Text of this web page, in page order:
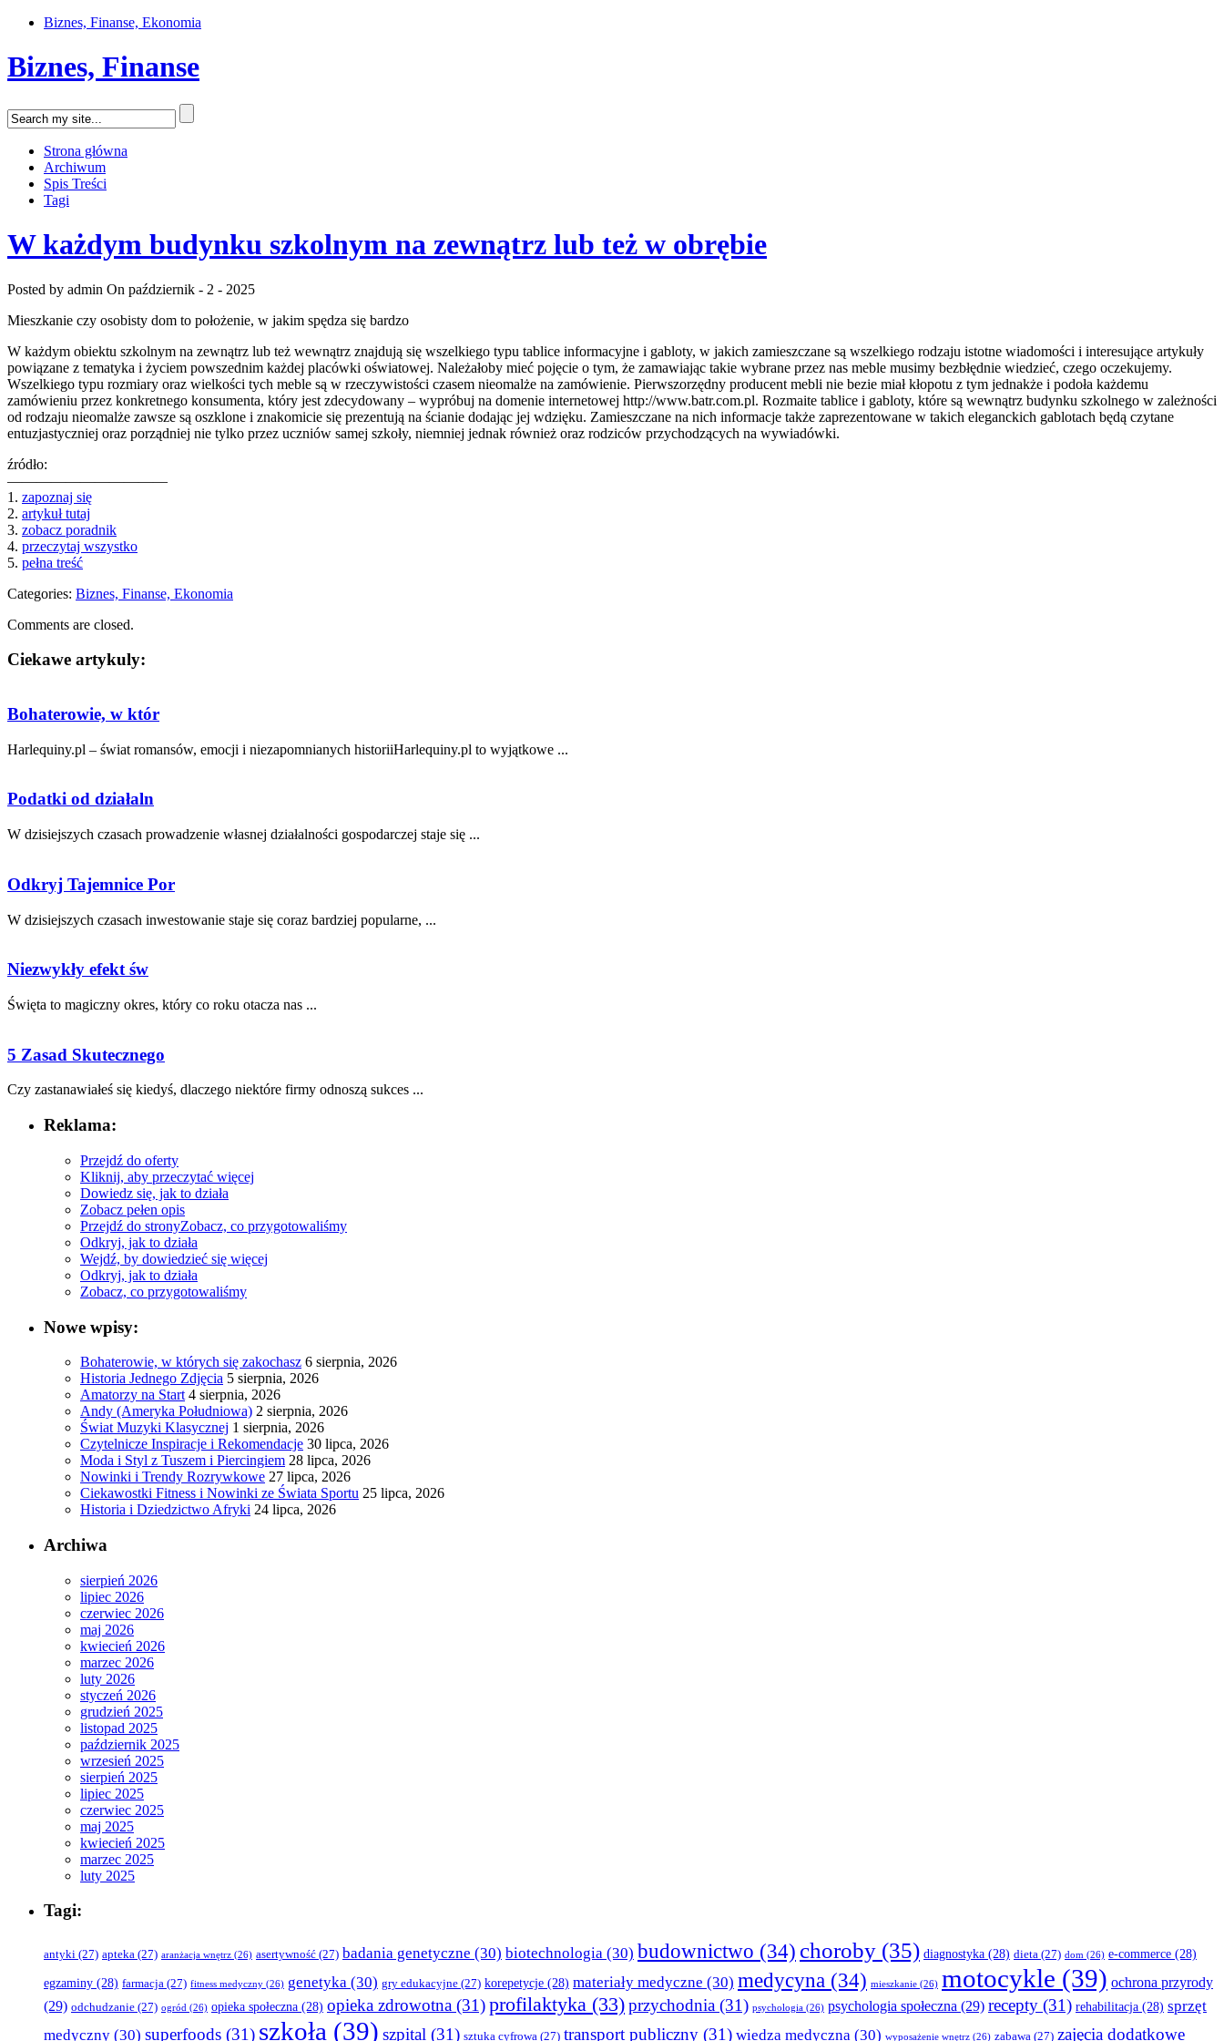
Biznes, Finanse, Ekonomia
Biznes, Finanse
Strona główna
Archiwum
Spis Treści
Tagi
W każdym budynku szkolnym na zewnątrz lub też w obrębie
Posted by admin On październik - 2 - 2025
Mieszkanie czy osobisty dom to położenie, w jakim spędza się bardzo
W każdym obiektu szkolnym na zewnątrz lub też wewnątrz znajdują się wszelkiego typu tablice informacyjne i gabloty, w jakich zamieszczane są wszelkiego rodzaju istotne wiadomości i interesujące artykuły
powiązane z tematyka i życiem powszednim każdej placówki oświatowej. Należałoby mieć pojęcie o tym, że zamawiając takie wybrane przez nas meble musimy bezbłędnie wiedzieć, czego oczekujemy.
Wszelkiego typu rozmiary oraz wielkości tych meble są w rzeczywistości czasem nieomalże na zamówienie. Pierwszorzędny producent mebli nie bezie miał kłopotu z tym jednakże i podoła każdemu
zamówieniu przez konkretnego konsumenta, który jest zdecydowany – wypróbuj na domenie internetowej http://www.batr.com.pl. Rozmaite tablice i gabloty, które są wewnątrz budynku szkolnego w zależności
od rodzaju nieomalże zawsze są oszklone i znakomicie się prezentują na ścianie dodając jej wdzięku. Zamieszczane na nich informacje także zaprezentowane w takich eleganckich gablotach będą czytane
entuzjastyczniej oraz porządniej nie tylko przez uczniów samej szkoły, niemniej jednak również oraz rodziców przychodzących na wywiadówki.
źródło:
———————————
1. zapoznaj się
2. artykuł tutaj
3. zobacz poradnik
4. przeczytaj wszystko
5. pełna treść
Categories: Biznes, Finanse, Ekonomia
Comments are closed.
Ciekawe artykuly:
Bohaterowie, w któr
Harlequiny.pl – świat romansów, emocji i niezapomnianych historiiHarlequiny.pl to wyjątkowe ...
Podatki od działaln
W dzisiejszych czasach prowadzenie własnej działalności gospodarczej staje się ...
Odkryj Tajemnice Por
W dzisiejszych czasach inwestowanie staje się coraz bardziej popularne, ...
Niezwykły efekt św
Święta to magiczny okres, który ​co roku otacza nas‍ ...
5 Zasad Skutecznego
Czy zastanawiałeś się ⁢kiedyś, dlaczego niektóre firmy odnoszą ⁢sukces ...
Reklama:
Przejdź do oferty
Kliknij, aby przeczytać więcej
Dowiedz się, jak to działa
Zobacz pełen opis
Przejdź do stronyZobacz, co przygotowaliśmy
Odkryj, jak to działa
Wejdź, by dowiedzieć się więcej
Odkryj, jak to działa
Zobacz, co przygotowaliśmy
Nowe wpisy:
Bohaterowie, w których się zakochasz 6 sierpnia, 2026
Historia Jednego Zdjęcia 5 sierpnia, 2026
Amatorzy na Start 4 sierpnia, 2026
Andy (Ameryka Południowa) 2 sierpnia, 2026
Świat Muzyki Klasycznej 1 sierpnia, 2026
Czytelnicze Inspiracje i Rekomendacje 30 lipca, 2026
Moda i Styl z Tuszem i Piercingiem 28 lipca, 2026
Nowinki i Trendy Rozrywkowe 27 lipca, 2026
Ciekawostki Fitness i Nowinki ze Świata Sportu 25 lipca, 2026
Historia i Dziedzictwo Afryki 24 lipca, 2026
Archiwa
sierpień 2026
lipiec 2026
czerwiec 2026
maj 2026
kwiecień 2026
marzec 2026
luty 2026
styczeń 2026
grudzień 2025
listopad 2025
październik 2025
wrzesień 2025
sierpień 2025
lipiec 2025
czerwiec 2025
maj 2025
kwiecień 2025
marzec 2025
luty 2025
Tagi:
antyki (27) apteka (27) aranżacja wnętrz (26) asertywność (27) badania genetyczne (30) biotechnologia (30) budownictwo (34) choroby (35) diagnostyka (28) dieta (27) dom (26) e-commerce (28)
egzaminy (28) farmacja (27) fitness medyczny (26) genetyka (30) gry edukacyjne (27) korepetycje (28) materiały medyczne (30) medycyna (34) mieszkanie (26) motocykle (39) ochrona przyrody
(29) odchudzanie (27) ogród (26) opieka społeczna (28) opieka zdrowotna (31)profilaktyka (33)przychodnia (31) psychologia (26) psychologia społeczna (29) recepty (31) rehabilitacja (28) sprzęt
medyczny (30) superfoods (31) szkoła (39) szpital (31) sztuka cyfrowa (27) transport publiczny (31) wiedza medyczna (30) wyposażenie wnętrz (26) zabawa (27) zajęcia dodatkowe